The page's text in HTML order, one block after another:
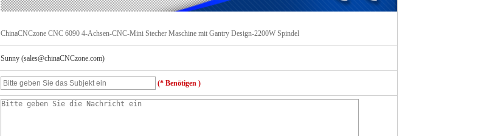
ChinaCNCzone CNC 6090 4-Achsen-CNC-Mini Stecher Maschine mit Gantry Design-2200W Spindel
Sunny (sales@chinaCNCzone.com)
(* Benötigen )